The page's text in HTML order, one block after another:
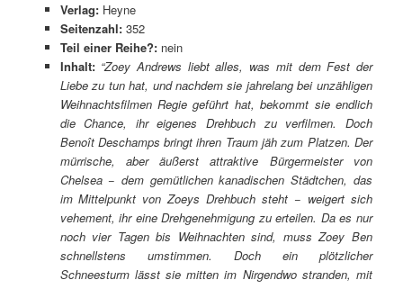
Verlag:Heyne
Seitenzahl: 352
Teil einer Reihe?: nein
Inhalt: “Zoey Andrews liebt alles, was mit dem Fest der
Liebe zu tun hat, und nachdem sie jahrelang bei unzähligen
Weihnachtsfilmen Regie geführt hat, bekommt sie endlich
die Chance, ihr eigenes Drehbuch zu verfilmen. Doch
Benoît Deschamps bringt ihren Traum jäh zum Platzen. Der
mürrische, aber äußerst attraktive Bürgermeister von
Chelsea − dem gemütlichen kanadischen Städtchen, das
im Mittelpunkt von Zoeys Drehbuch steht − weigert sich
vehement, ihr eine Drehgenehmigung zu erteilen. Da es nur
noch vier Tagen bis Weihnachten sind, muss Zoey Ben
schnellstens umstimmen. Doch ein plötzlicher
Schneesturm lässt sie mitten im Nirgendwo stranden, mit